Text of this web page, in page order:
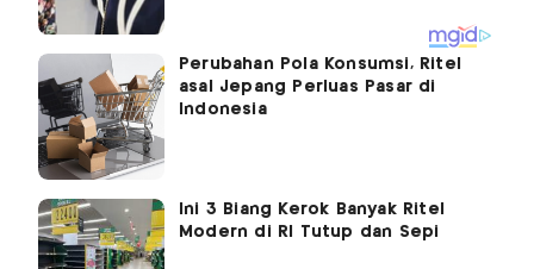
Perubahan Pola Konsumsi, Ritel
asal Jepang Perluas Pasar di
Indonesia
Ini 3 Biang Kerok Banyak Ritel
Modern di RI Tutup dan Sepi